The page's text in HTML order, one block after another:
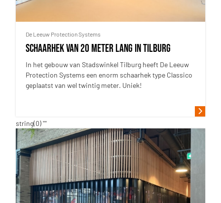
De Leeuw Protection Systems
Schaarhek van 20 meter lang in Tilburg
In het gebouw van Stadswinkel Tilburg heeft De Leeuw
Protection Systems een enorm schaarhek type Classico
geplaatst van wel twintig meter. Uniek!
string(0) ""